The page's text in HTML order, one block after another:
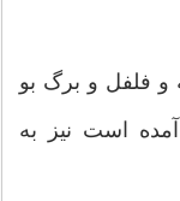
و فلفل و برگ بو
است نیز به